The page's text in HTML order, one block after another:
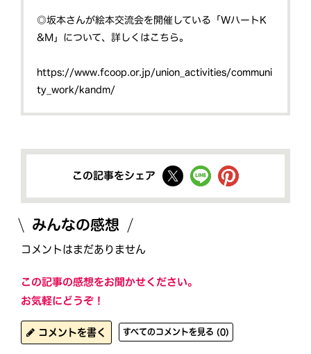
◎坂本さんが絵本交流会を開催している「WハートK
&M」について、詳しくはこちら。
https://www.fcoop.or.jp/union_activities/communi
ty_work/kandm/
この記事をシェア
みんなの感想
コメントはまだありません
この記事の感想をお聞かせください。
お気軽にどうぞ！
コメントを書く すべてのコメントを見る (0)